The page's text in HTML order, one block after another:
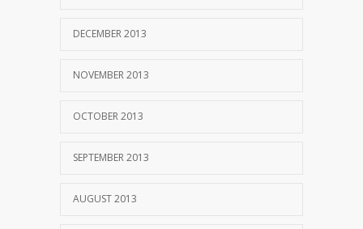
DECEMBER 2013
NOVEMBER 2013
OCTOBER 2013
SEPTEMBER 2013
AUGUST 2013